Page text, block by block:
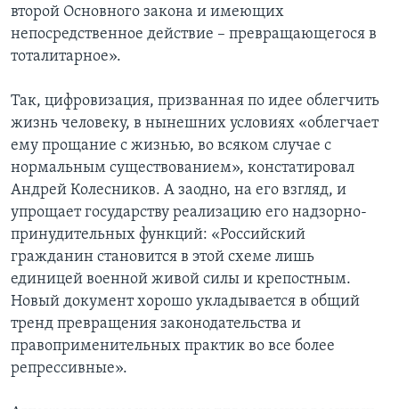
второй Основного закона и имеющих
непосредственное действие – превращающегося в
тоталитарное».
Так, цифровизация, призванная по идее облегчить
жизнь человеку, в нынешних условиях «облегчает
ему прощание с жизнью, во всяком случае с
нормальным существованием», констатировал
Андрей Колесников. А заодно, на его взгляд, и
упрощает государству реализацию его надзорно-
принудительных функций: «Российский
гражданин становится в этой схеме лишь
единицей военной живой силы и крепостным.
Новый документ хорошо укладывается в общий
тренд превращения законодательства и
правоприменительных практик во все более
репрессивные».